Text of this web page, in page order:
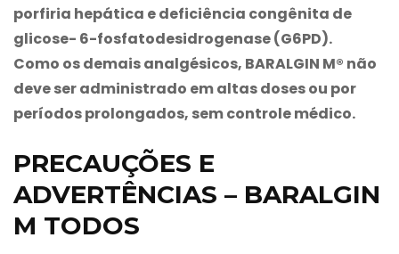
porfiria hepática e deficiência congênita de
glicose- 6-fosfatodesidrogenase (G6PD).
Como os demais analgésicos, BARALGIN M® não
deve ser administrado em altas doses ou por
períodos prolongados, sem controle médico.
PRECAUÇÕES E
ADVERTÊNCIAS – BARALGIN
M TODOS